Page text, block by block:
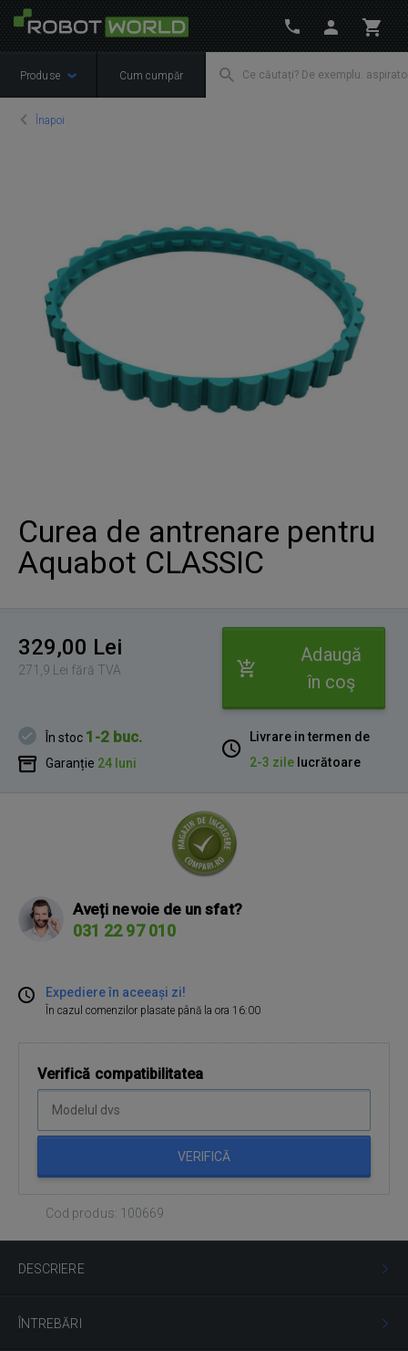
Produse Cum cumpăr
Înapoi
Curea de antrenare pentru
Aquabot CLASSIC
329,00 Lei
271,9 Lei fără TVA
Adaugă
în coş
În stoc 1-2 buc.
Garanție 24 luni
Livrare in termen de
2-3 zile lucrătoare
Aveți nevoie de un sfat?
031 22 97 010
Expediere în aceeași zi!
În cazul comenzilor plasate până la ora 16:00
Verifică compatibilitatea
VERIFICĂ
Cod produs: 100669
DESCRIERE
ÎNTREBĂRI